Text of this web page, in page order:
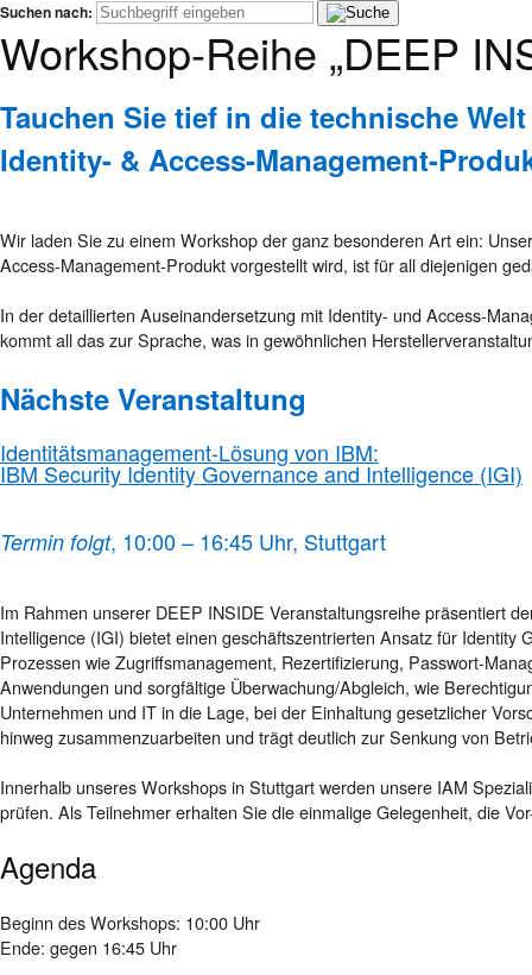
Suchen nach:
Workshop-Reihe „DEEP
Tauchen Sie tief in die technische
Identity- & Access-Management-
Wir laden Sie zu einem Workshop der ganz besonderen Art ein:
Access-Management-Produkt vorgestellt wird, ist für all diejenigen
In der detaillierten Auseinandersetzung mit Identity- und Access-
kommt all das zur Sprache, was in gewöhnlichen
Nächste Veranstaltung
Identitätsmanagement-Lösung von IBM:
IBM Security Identity Governance and Intelligence (IGI)
Termin folgt, 10:00 – 16:45 Uhr, Stuttgart
Im Rahmen unserer DEEP INSIDE Veranstaltungsreihe präsentiert
Intelligence (IGI) bietet einen geschäftszentrierten Ansatz für
Prozessen wie Zugriffsmanagement, Rezertifizierung, Passwort-
Anwendungen und sorgfältige Überwachung/Abgleich, wie
Unternehmen und IT in die Lage, bei der Einhaltung gesetzlicher
hinweg zusammenzuarbeiten und trägt deutlich zur Senkung von
Innerhalb unseres Workshops in Stuttgart werden unsere IAM
prüfen. Als Teilnehmer erhalten Sie die einmalige Gelegenheit, die
Agenda
Beginn des Workshops: 10:00 Uhr
Ende: gegen 16:45 Uhr